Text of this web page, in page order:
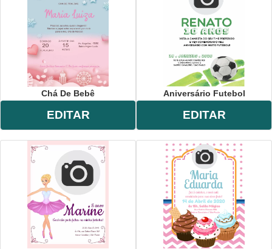
Chá De Bebê
EDITAR
Aniversário Futebol
EDITAR